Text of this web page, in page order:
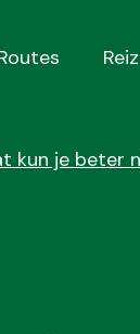
kun je beter